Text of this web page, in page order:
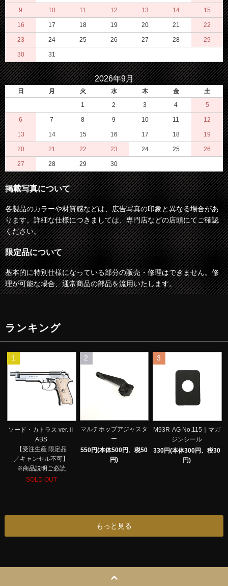
9 10 11 12 13 14 15
16 17 18 19 20 21 22
23 24 25 26 27 28 29
30 31
2026年9月
日 月 火 水 木 金
土
1
2 3 4 5
6 7 8 9 10 11 12
13 14 15 16 17 18 19
20 21 22 23 24 25 26
27 28 29 30
掲載写真について
各製品のカラーや材質感などは、広告写真の印象と異なる場合があ
ります。詳細な仕様につきましては、専門店などの店頭にてご確認
ください。
限定品について
基本的に特別仕様になっている部分の販売・修理はできません。修
理が可能な場合、通常商品の部品を流用いたします。
ランキング
1
ソード・カトラス ver.Ⅱ
ABS
【受注生産 限定品
／キャンセル不可】
※商品説明ご必読
SOLD OUT
2
マルチホップアジャスタ
ー
550円(本体500円、税50
円)
3
M93R-AG No.115｜マガ
ジンシール
330円(本体300円、税30
円)
もっと見る